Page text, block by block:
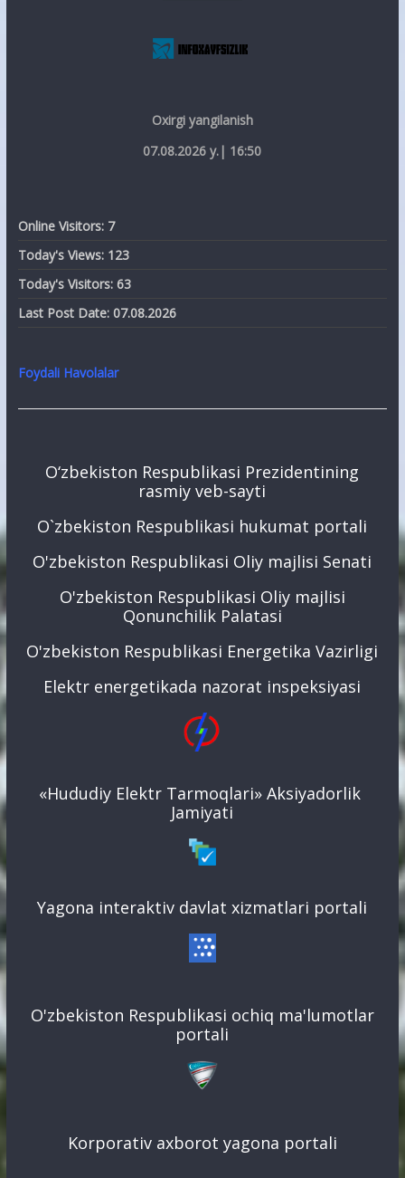
Oxirgi yangilanish
07.08.2026 y.| 16:50
Online Visitors: 7
Today's Views: 123
Today's Visitors: 63
Last Post Date: 07.08.2026
Foydali Havolalar
O‘zbekiston Respublikasi Prezidentining
rasmiy veb-sayti
O`zbekiston Respublikasi hukumat portali
O'zbekiston Respublikasi Oliy majlisi Senati
O'zbekiston Respublikasi Oliy majlisi
Qonunchilik Palatasi
O'zbekiston Respublikasi Energetika Vazirligi
Elektr energetikada nazorat inspeksiyasi
«Hududiy Elektr Tarmoqlari» Aksiyadorlik
Jamiyati
Yagona interaktiv davlat xizmatlari portali
O'zbekiston Respublikasi ochiq ma'lumotlar
portali
Korporativ axborot yagona portali